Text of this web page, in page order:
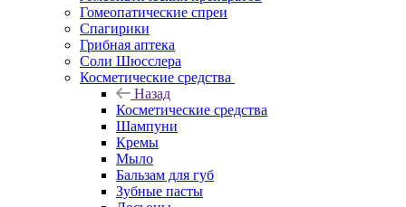
Гомеопатические спреи
Спагирики
Грибная аптека
Соли Шюсслера
Косметические средства
Назад
Косметические средства
Шампуни
Кремы
Мыло
Бальзам для губ
Зубные пасты